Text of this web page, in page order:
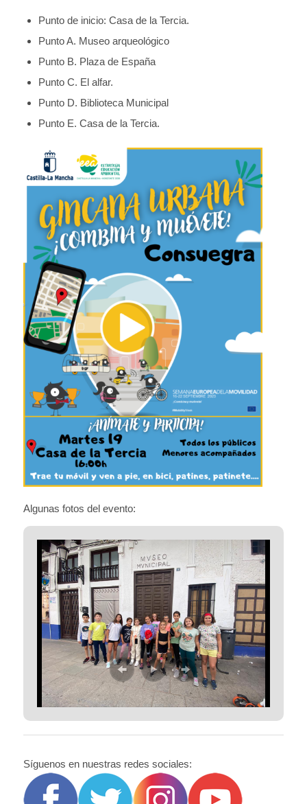
Punto de inicio: Casa de la Tercia.
Punto A. Museo arqueológico
Punto B. Plaza de España
Punto C. El alfar.
Punto D. Biblioteca Municipal
Punto E. Casa de la Tercia.
Algunas fotos del evento:
Síguenos en nuestras redes sociales: